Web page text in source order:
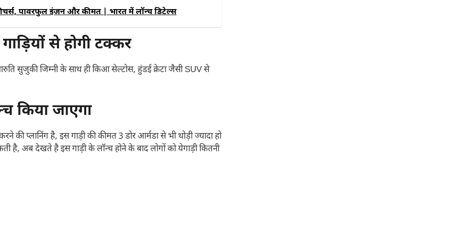
पावरफुल इंजन और कीमत | भारत में लॉन्च डिटेल्स
से होगी टक्कर
सुजुकी जिम्नी के साथ ही किआ सेल्टोस, हुंडई क्रेटा जैसी SUV से
किया जाएगा
की प्लानिंग है, इस गाड़ी की कीमत 3 डोर आर्मडा से भी थोड़ी ज्यादा हो
है, अब देखते है इस गाड़ी के लॉन्च होने के बाद लोगों को येगाड़ी कितनी